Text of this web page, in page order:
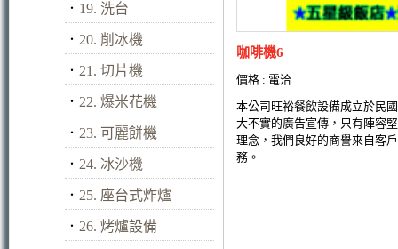
． 19. 洗台
． 20. 削冰機
． 21. 切片機
． 22. 爆米花機
． 23. 可麗餅機
． 24. 冰沙機
． 25. 座台式炸爐
． 26. 烤爐設備
咖啡機6
價格 : 電洽
本公司旺裕餐飲設備成立於民
大不實的廣告宣傳，只有陣容
理念，我們良好的商譽來自客
務。